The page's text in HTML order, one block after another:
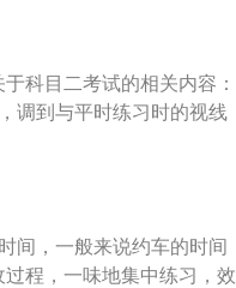
走，上坡起步完成。3、
十公分好，不能压线要记
轮，打回方向别慌乱。
触左线，半圈方向要瞄
方向整两圈，再把左后镜
一档，不要忘记左灯闪、
车身出库正车完。
度，多踩几下，找找脚
找半联动，尽快适应新
科目二考试的相关内容：
调到与平时练习时的视线
越慢，在做每一个项目的
犯一些低级的错误。即便
补救。怕就怕一犯错误就
间，一般来说约车的时间
程，一味地集中练习，效